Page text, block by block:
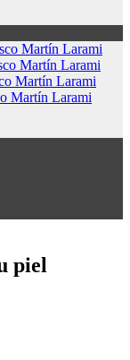
Martín Larami
Martín Larami
Martín Larami
Martín Larami
piel